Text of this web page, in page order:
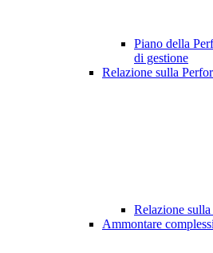
Piano della
di gestione
Relazione sulla
Relazione
Ammontare